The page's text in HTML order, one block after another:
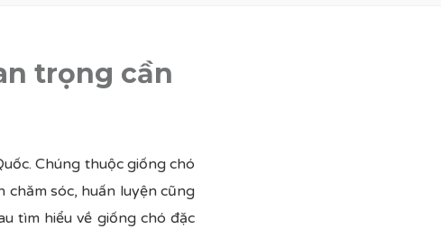
trọng cần
Chúng thuộc giống chó
chăm sóc, huấn luyện cũng
tìm hiểu về giống chó đặc